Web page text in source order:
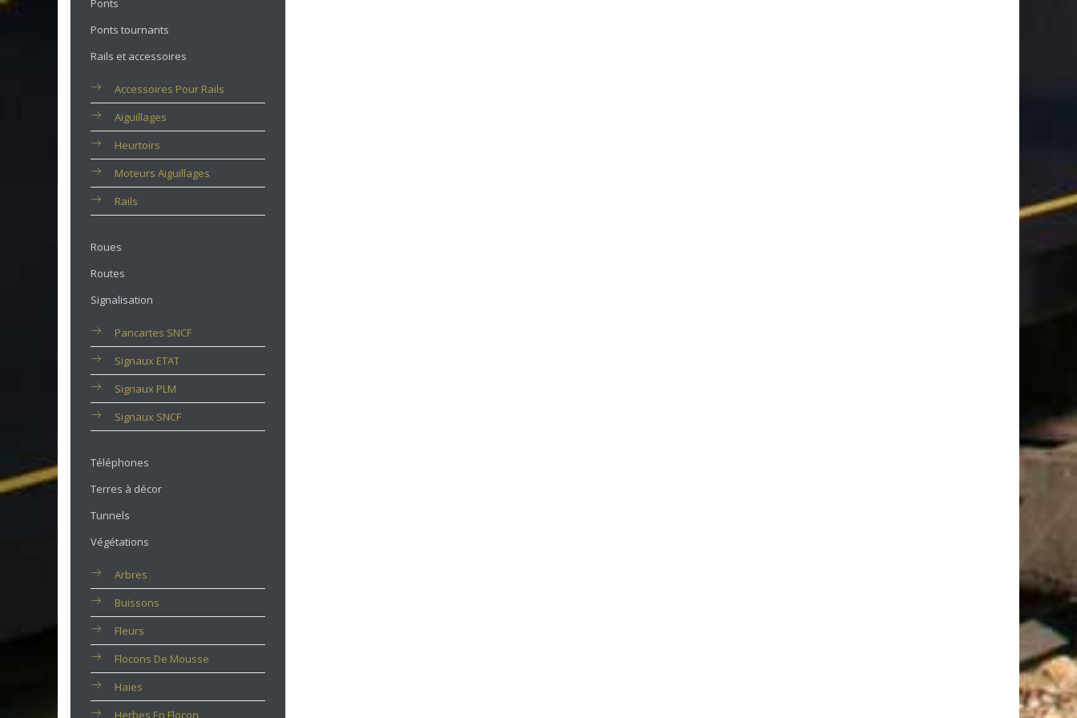
Ponts
Ponts tournants
Rails et accessoires
Accessoires Pour Rails
Aiguillages
Heurtoirs
Moteurs Aiguillages
Rails
Roues
Routes
Signalisation
Pancartes SNCF
Signaux ETAT
Signaux PLM
Signaux SNCF
Téléphones
Terres à décor
Tunnels
Végétations
Arbres
Buissons
Fleurs
Flocons De Mousse
Haies
Herbes En Flocon